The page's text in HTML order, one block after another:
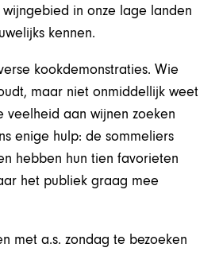
in onze lage landen
kennen.
kookdemonstraties. Wie
maar niet onmiddellijk weet
veelheid aan wijnen zoeken
enige hulp: de sommeliers
hebben hun tien favorieten
het publiek graag mee
met a.s. zondag te bezoeken